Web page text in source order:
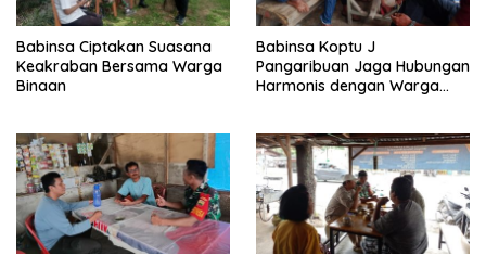
Babinsa Ciptakan Suasana
Keakraban Bersama Warga
Binaan
Babinsa Koptu J
Pangaribuan Jaga Hubungan
Harmonis dengan Warga